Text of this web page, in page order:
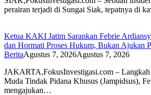
perairan terjadi di Sungai Siak, tepatnya di
Ketua KAKI Jatim Sarankan Febrie
dan Hormati Proses Hukum, Bukan Ajukan
BeritaAgustus 7, 2026Agustus 7, 2026
JAKARTA,FokusInvestigasi.com – Langkah
Muda Tindak Pidana Khusus (Jampidsus),
mengajukan…